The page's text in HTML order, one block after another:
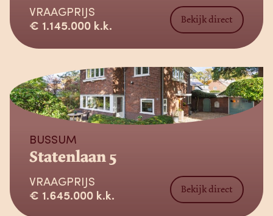
VRAAGPRIJS
€ 1.145.000 k.k.
Bekijk direct
Verkocht
BUSSUM
Statenlaan 5
VRAAGPRIJS
€ 1.645.000 k.k.
Bekijk direct